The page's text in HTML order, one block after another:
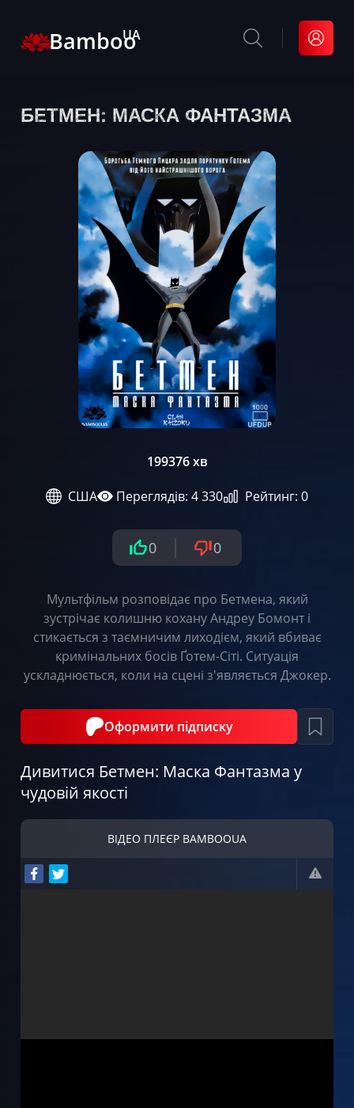
Bamboo
UA
БЕТМЕН: МАСКА ФАНТАЗМА
199376 хв
США
Переглядів: 4 330 Рейтинг: 0
0 0
Мультфільм розповідає про Бетмена, який
зустрічає колишню кохану Андреу Бомонт і
стикається з таємничим лиходієм, який вбиває
кримінальних босів Ґотем-Сіті. Ситуація
ускладнюється, коли на сцені з'являється Джокер.
Оформити підписку
Дивитися Бетмен: Маска Фантазма у
чудовій якості
ВІДЕО ПЛЕЄР BAMBOOUA